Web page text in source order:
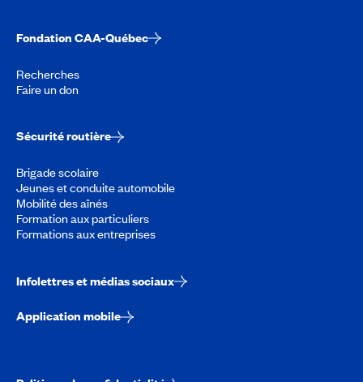
Fondation CAA-Québec
Recherches
Faire un don
Sécurité routière
Brigade scolaire
Jeunes et conduite automobile
Mobilité des aînés
Formation aux particuliers
Formations aux entreprises
Infolettres et médias sociaux
Application mobile